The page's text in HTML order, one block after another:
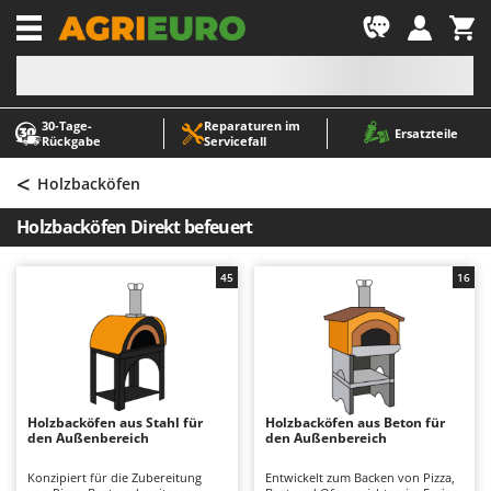
30‑Tage-
Rückgabe
Reparaturen im
Servicefall
Ersatzteile
-1
A
Abbeermaschinen - Traubenmühlen
Abfüllgeräte
Akku Gartenscheren
Akku Gras- und Strauchscheren
Akku-Stichsägen
Allzwecktransporter - Motorschubkarren
Alu-Teleskopleitern
Anbaubagger Heckbagger für Traktoren
Arbeitsschutzkleidung
Aschesauger
Astkettensägen - Hochentaster
A
ABAC
AgriEuro Premium
AgriEuro TOP-LINE
AGT
Airmec
AL-KO
ALA 2000
Alce
Alpina
Ama
< Holzbacköfen
Holzbacköfen Direkt befeuert
Holzbacköfen aus Stahl für
den Außenbereich
Konzipiert für die Zubereitung
45
Holzbacköfen aus Beton für
den Außenbereich
Entwickelt zum Backen von Pizza,
16